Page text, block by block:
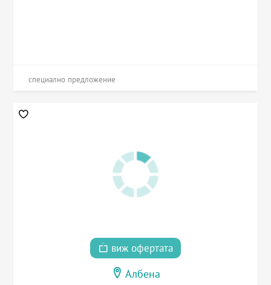
специално предложение
виж офертата
Албена